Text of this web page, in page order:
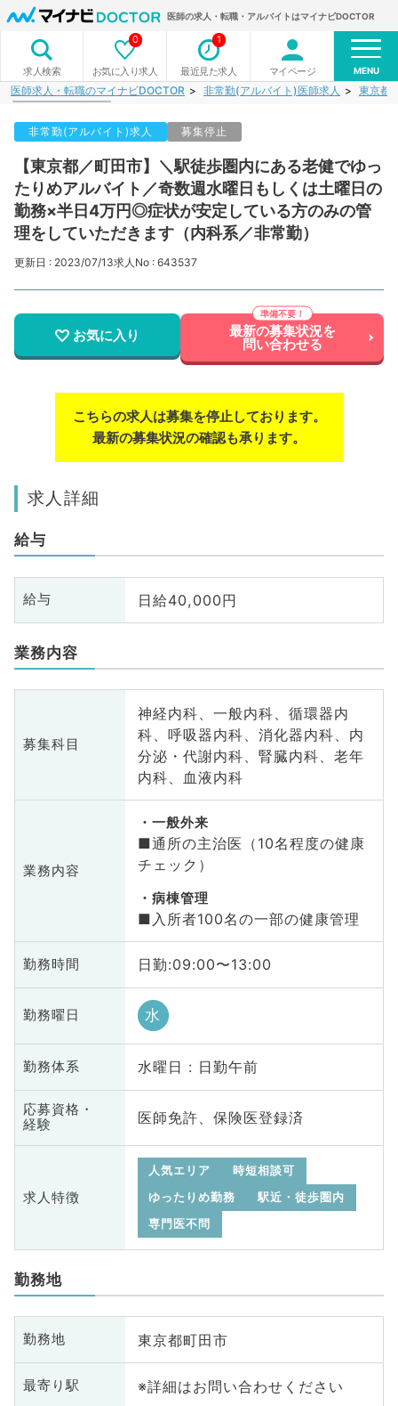
医師の求人・転職・アルバイトはマイナビDOCTOR
求人検索 お気に入り求人
0
最近見た求人
1
マイページ MENU
医師求人・転職のマイナビDOCTOR 非常勤(アルバイト)医師求人 東京都
非常勤(アルバイト)求人 募集停止
【東京都／町田市】＼駅徒歩圏内にある老健でゆっ
たりめアルバイト／奇数週水曜日もしくは土曜日の
勤務×半日4万円◎症状が安定している方のみの管
理をしていただきます（内科系／非常勤）
更新日 : 2023/07/13求人No : 643537
お気に入り 最新の募集状況を
問い合わせる
こちらの求人は募集を停止しております。
最新の募集状況の確認も承ります。
求人詳細
給与
給与 日給40,000円
業務内容
募集科目
神経内科、一般内科、循環器内
科、呼吸器内科、消化器内科、内
分泌・代謝内科、腎臓内科、老年
内科、血液内科
業務内容
一般外来
■通所の主治医（10名程度の健康
チェック）
病棟管理
■入所者100名の一部の健康管理
勤務時間 日勤:09:00〜13:00
勤務曜日 水
勤務体系 水曜日 : 日勤午前
応募資格・
経験
医師免許、保険医登録済
求人特徴
人気エリア
時短相談可
ゆったりめ勤務
駅近・徒歩圏内
専門医不問
勤務地
勤務地 東京都町田市
最寄り駅 ※詳細はお問い合わせください